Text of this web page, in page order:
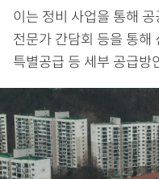
이는 정비 사업을 통해
전문가 간담회 등을 통해
특별공급 등 세부 공급방